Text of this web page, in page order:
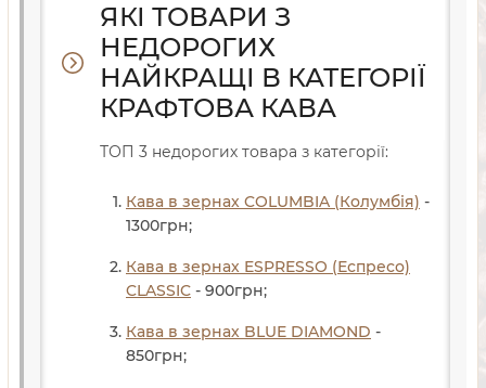
ЯКІ ТОВАРИ З
НЕДОРОГИХ
НАЙКРАЩІ В КАТЕГОРІЇ
КРАФТОВА КАВА
ТОП 3 недорогих товара з категорії:
Кава в зернах COLUMBIA (Колумбія) -
1300грн;
Кава в зернах ESPRESSO (Еспресо)
CLASSIC - 900грн;
Кава в зернах BLUE DIAMOND -
850грн;